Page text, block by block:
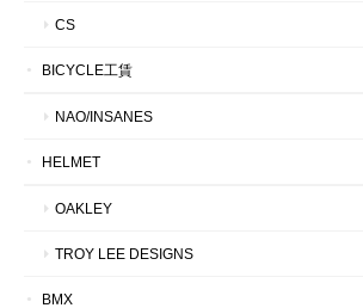
CS
BICYCLE工賃
NAO/INSANES
HELMET
OAKLEY
TROY LEE DESIGNS
BMX